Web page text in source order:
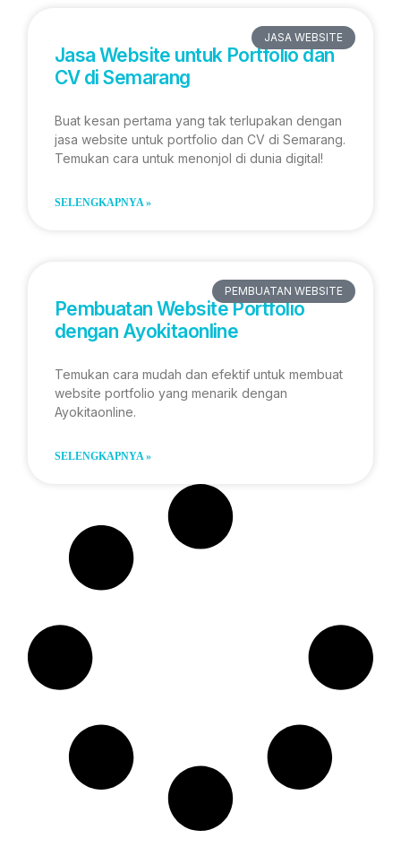
JASA WEBSITE
Jasa Website untuk Portfolio dan
CV di Semarang
Buat kesan pertama yang tak terlupakan dengan
jasa website untuk portfolio dan CV di Semarang.
Temukan cara untuk menonjol di dunia digital!
SELENGKAPNYA »
PEMBUATAN WEBSITE
Pembuatan Website Portfolio
dengan Ayokitaonline
Temukan cara mudah dan efektif untuk membuat
website portfolio yang menarik dengan
Ayokitaonline.
SELENGKAPNYA »